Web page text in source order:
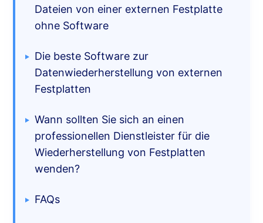
Dateien von einer externen Festplatte
ohne Software
Die beste Software zur
Datenwiederherstellung von externen
Festplatten
Wann sollten Sie sich an einen
professionellen Dienstleister für die
Wiederherstellung von Festplatten
wenden?
FAQs